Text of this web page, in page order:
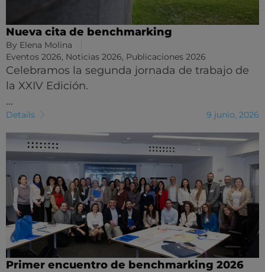
Nueva cita de benchmarking
By Elena Molina
Eventos 2026, Noticias 2026, Publicaciones 2026
Celebramos la segunda jornada de trabajo de
la XXIV Edición.
…
Details 9 junio, 2026
Primer encuentro de benchmarking 2026